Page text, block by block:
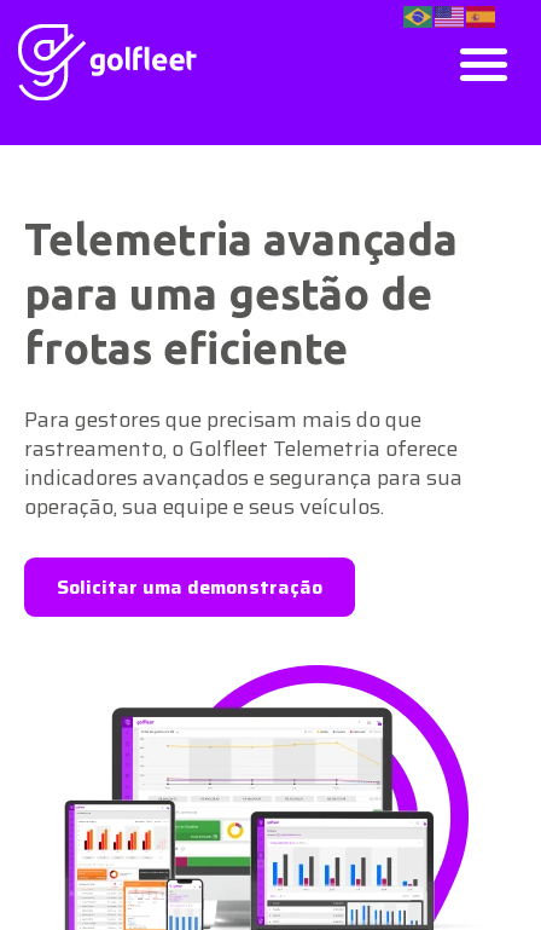
Telemetria avançada
para uma gestão de
frotas eficiente
Para gestores que precisam mais do que
rastreamento, o Golfleet Telemetria oferece
indicadores avançados e segurança para sua
operação, sua equipe e seus veículos.
Solicitar uma demonstração